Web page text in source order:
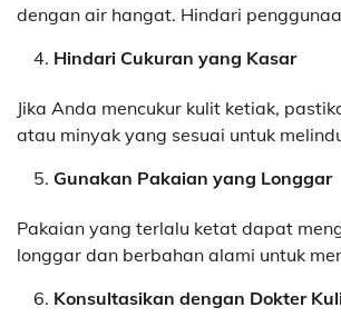
dengan air hangat. Hindari
Hindari Cukuran yang Kasar
Jika Anda mencukur kulit ketiak,
atau minyak yang sesuai untuk
Gunakan Pakaian yang Longgar
Pakaian yang terlalu ketat dapat
longgar dan berbahan alami untuk
Konsultasikan dengan Dokter